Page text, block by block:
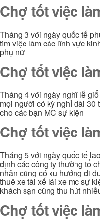
Chợ tốt việc
Tháng 3 với ngày quốc tế
tìm việc làm các lĩnh vực
phụ nữ
Chợ tốt việc
Tháng 4 với ngày nghĩ lễ
mọi người có kỳ nghỉ dài 30
cho các bạn MC sự kiện
Chợ tốt việc
Tháng 5 với ngày quốc tế
định các công ty thường tổ
nhân cũng có xu hướng đi
thuê xe tài xế lái xe mc sự
khách sạn cũng thu hút
Chợ tốt việc